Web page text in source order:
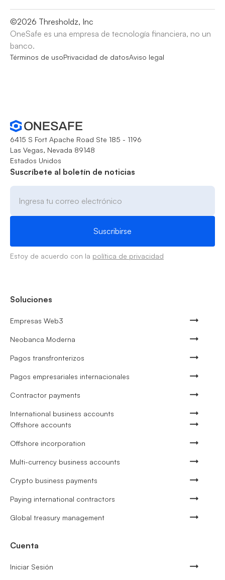
©2026 Thresholdz, Inc
OneSafe es una empresa de tecnología financiera, no un
banco.
Términos de usoPrivacidad de datosAviso legal
6415 S Fort Apache Road Ste 185 - 1196
Las Vegas, Nevada 89148
Estados Unidos
Suscríbete al boletín de noticias
Estoy de acuerdo con la política de privacidad
Soluciones
Empresas Web3
Neobanca Moderna
Pagos transfronterizos
Pagos empresariales internacionales
Contractor payments
International business accounts
Offshore accounts
Offshore incorporation
Multi-currency business accounts
Crypto business payments
Paying international contractors
Global treasury management
Cuenta
Iniciar Sesión